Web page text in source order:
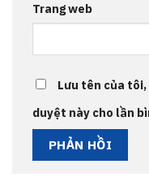
Trang web
Lưu tên của
duyệt này cho lần